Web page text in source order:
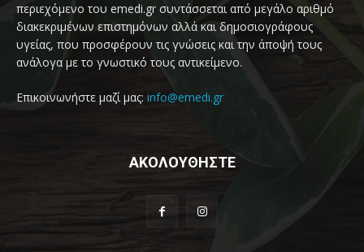
περιεχόμενο του emedi.gr συντάσσεται από μεγάλο αριθμό
διακεκριμένων επιστημόνων αλλά και δημοσιογράφους
υγείας, που προσφέρουν τις γνώσεις και την άποψή τους
ανάλογα με το γνωστικό τους αντικείμενο.
Επικοινωνήστε μαζί μας: info@emedi.gr
ΑΚΟΛΟΥΘΗΣΤΕ